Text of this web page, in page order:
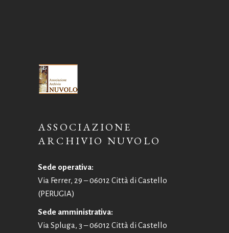
ASSOCIAZIONE
ARCHIVIO NUVOLO
Sede operativa:
Via Ferrer, 29 – 06012 Città di Castello
(PERUGIA)
Sede amministrativa:
Via Spluga, 3 – 06012 Città di Castello